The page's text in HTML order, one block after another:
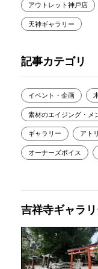
アウトレット神戸店
天神ギャラリー
記事カテゴリ
イベント・企画
素材のエイジング・メ
ギャラリー アト
オーナーズボイス
吉祥寺ギャラ